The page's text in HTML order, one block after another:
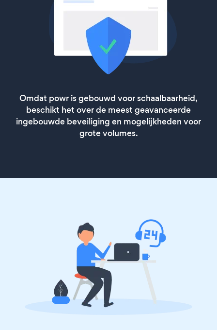
Omdat powr is gebouwd voor schaalbaarheid,
beschikt het over de meest geavanceerde
ingebouwde beveiliging en mogelijkheden voor
grote volumes.